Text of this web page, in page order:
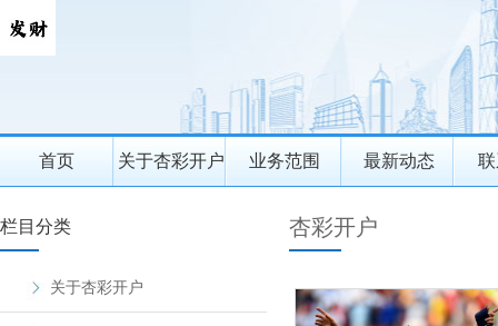
首页 关于杏彩开户 业务范围 最新动态
栏目分类
关于杏彩开户
杏彩开户